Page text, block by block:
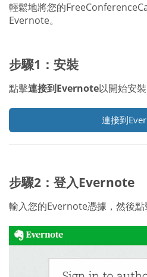
輕鬆地將您的
Evernote。
步驟1：安裝
點擊連接到Evernote以開始安裝
連接到
步驟2：登入Evernote
輸入您的Evernote憑據，然後點